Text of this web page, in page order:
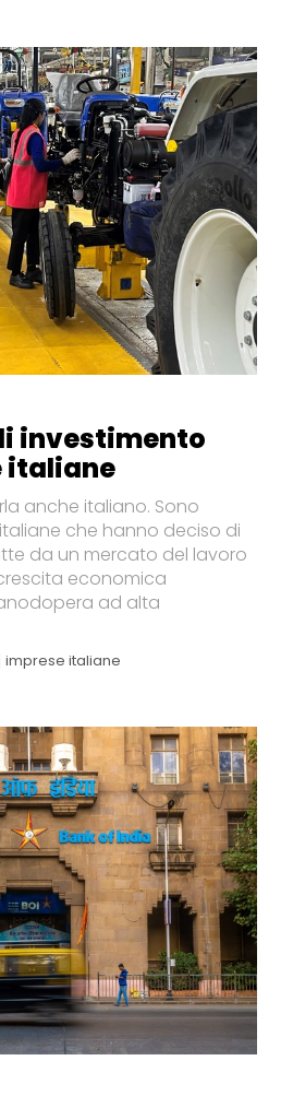
investimento
italiane
anche italiano. Sono
che hanno deciso di
da un mercato del lavoro
economica
ad alta
imprese italiane